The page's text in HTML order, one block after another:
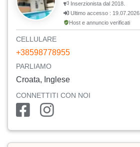
Inserzionista dal 2018.
Ultimo accesso : 19.07.2026.
Host e annuncio verificati
CELLULARE
+38598778955
PARLIAMO
Croata, Inglese
CONNETTITI CON NOI